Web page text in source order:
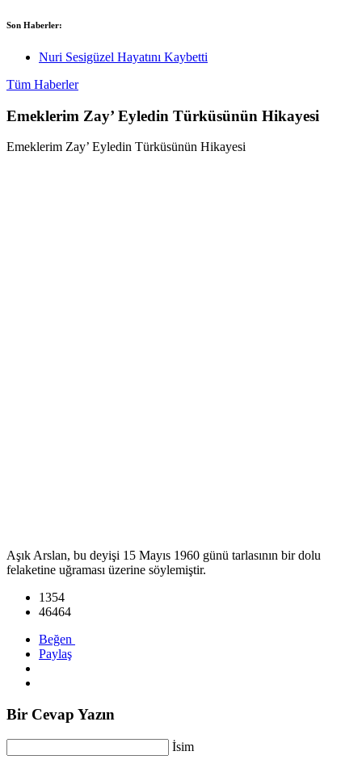
Son Haberler:
Nuri Sesigüzel Hayatını Kaybetti
Tüm Haberler
Emeklerim Zay’ Eyledin Türküsünün Hikayesi
Emeklerim Zay’ Eyledin Türküsünün Hikayesi
Aşık Arslan, bu deyişi 15 Mayıs 1960 günü tarlasının bir dolu
felaketine uğraması üzerine söylemiştir.
1354
46464
Beğen
Paylaş
Bir Cevap Yazın
İsim